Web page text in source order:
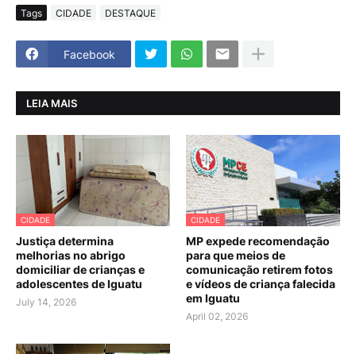
Tags CIDADE DESTAQUE
Facebook
LEIA MAIS
CIDADE
Justiça determina
melhorias no abrigo
domiciliar de crianças e
adolescentes de Iguatu
July 14, 2026
CIDADE
MP expede recomendação
para que meios de
comunicação retirem fotos
e vídeos de criança falecida
em Iguatu
April 02, 2026